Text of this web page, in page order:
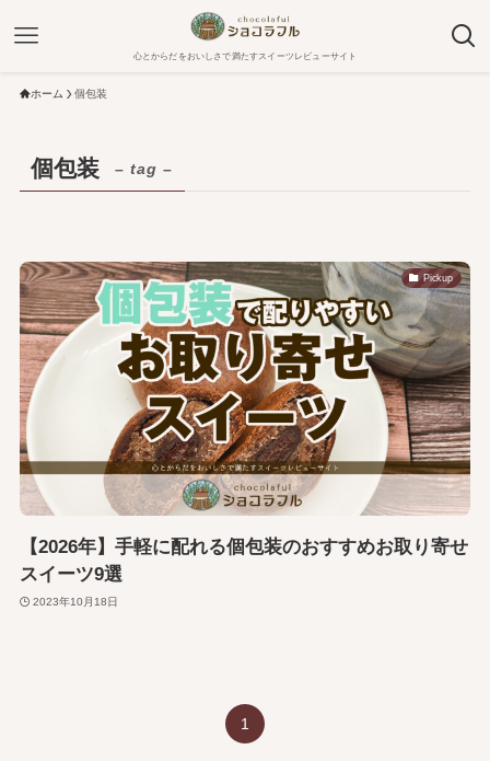
心とからだをおいしさで満たすスイーツレビューサイト
ホーム 個包装
個包装 – tag –
Pickup
【2026年】手軽に配れる個包装のおすすめお取り寄せ
スイーツ9選
2023年10月18日
1